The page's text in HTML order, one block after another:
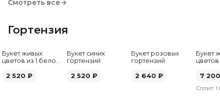
Смотреть все→
Гортензия
Букет живых
цветов из 1 белой
2 520 ₽
Букет синих
гортензий
2 520 ₽
Букет розовых
гортензий
2 640 ₽
Букет
7 200
Сплит: 1